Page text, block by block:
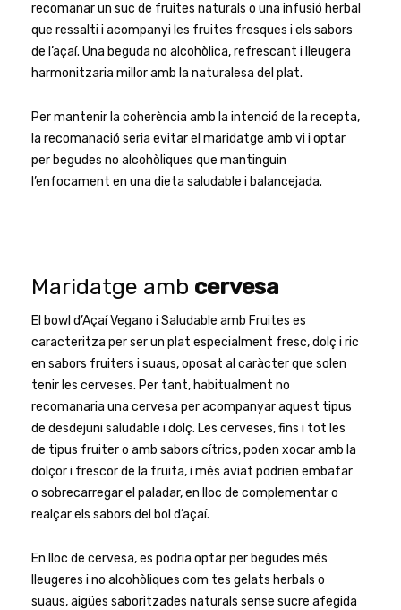
recomanar un suc de fruites naturals o una infusió herbal
que ressalti i acompanyi les fruites fresques i els sabors
de l’açaí. Una beguda no alcohòlica, refrescant i lleugera
harmonitzaria millor amb la naturalesa del plat.
Per mantenir la coherència amb la intenció de la recepta,
la recomanació seria evitar el maridatge amb vi i optar
per begudes no alcohòliques que mantinguin
l’enfocament en una dieta saludable i balancejada.
Maridatge amb cervesa
El bowl d’Açaí Vegano i Saludable amb Fruites es
caracteritza per ser un plat especialment fresc, dolç i ric
en sabors fruiters i suaus, oposat al caràcter que solen
tenir les cerveses. Per tant, habitualment no
recomanaria una cervesa per acompanyar aquest tipus
de desdejuni saludable i dolç. Les cerveses, fins i tot les
de tipus fruiter o amb sabors cítrics, poden xocar amb la
dolçor i frescor de la fruita, i més aviat podrien embafar
o sobrecarregar el paladar, en lloc de complementar o
realçar els sabors del bol d’açaí.
En lloc de cervesa, es podria optar per begudes més
lleugeres i no alcohòliques com tes gelats herbals o
suaus, aigües saboritzades naturals sense sucre afegida